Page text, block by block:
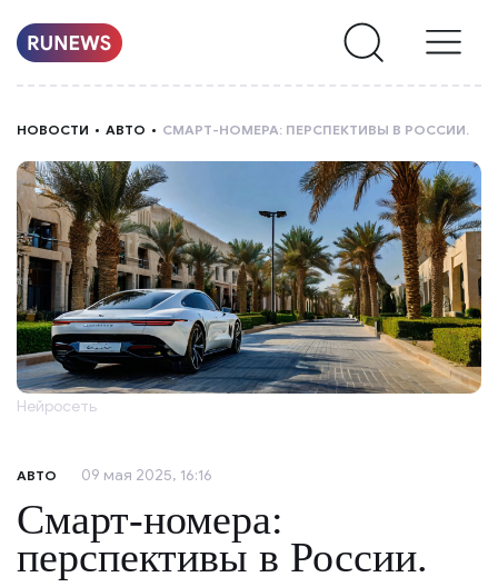
РУБРИКИ
О
НАС
НОВОСТИ АВТО СМАРТ-НОМЕРА: ПЕРСПЕКТИВЫ В РОССИИ.
Нейросеть
АВТО 09 мая 2025, 16:16
Смарт-номера:
перспективы в России.